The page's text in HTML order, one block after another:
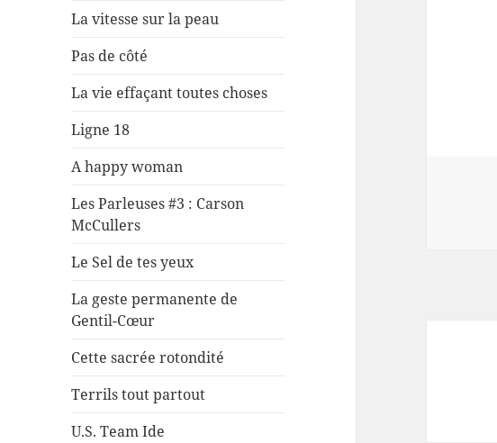
La vitesse sur la peau
Pas de côté
La vie effaçant toutes choses
Ligne 18
A happy woman
Les Parleuses #3 : Carson
McCullers
Le Sel de tes yeux
La geste permanente de
Gentil-Cœur
Cette sacrée rotondité
Terrils tout partout
U.S. Team Ide